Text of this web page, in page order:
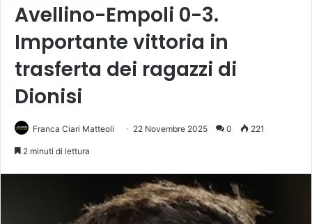
Avellino-Empoli 0-3.
Importante vittoria in
trasferta dei ragazzi di
Dionisi
Franca Ciari Matteoli 22 Novembre 2025 0 221
2 minuti di lettura